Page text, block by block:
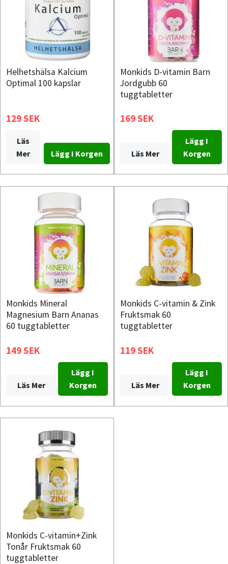
Helhetshälsa Kalcium
Optimal 100 kapslar
129 SEK
Läs
Mer
Monkids D-vitamin Barn
Jordgubb 60
tuggtabletter
169 SEK
Läs Mer
Lägg I
Korgen
Monkids Mineral
Magnesium Barn Ananas
60 tuggtabletter
149 SEK
Läs Mer
Lägg I
Korgen
Monkids C-vitamin & Zink
Fruktsmak 60
tuggtabletter
119 SEK
Läs Mer
Lägg I
Korgen
Monkids C-vitamin+Zink
Tonår Fruktsmak 60
tuggtabletter